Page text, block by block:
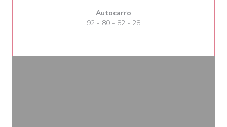
Autocarro
92 - 80 - 82 - 28